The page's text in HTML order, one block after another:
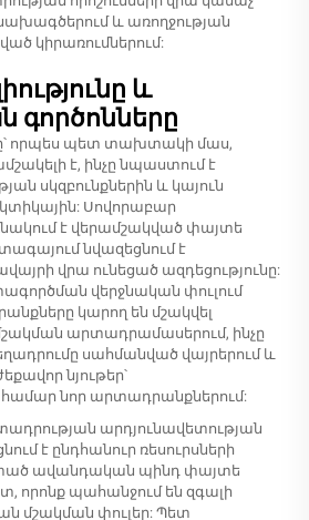
և առողջության
կիրառումներում:
և
գործոնները
որպես պետ տախտակի մաս,
է, ինչը նպաստում է
սկզբունքներին և կայուն
Սովորաբար
է վերամշակված փայտե
նվազեցնում է
վրա ունեցած ազդեցությունը:
վերջնական փուլում
կարող են մշակվել
արտադրամասերում, ինչը
սահմանված վայրերում և
նյութեր՝
նոր արտադրանքներում:
արդյունավետության
է ընդհանուր ռեսուրսների
ավանդական պինդ փայտե
որոնք պահանջում են զգալի
մշակման փուլեր: Պետ